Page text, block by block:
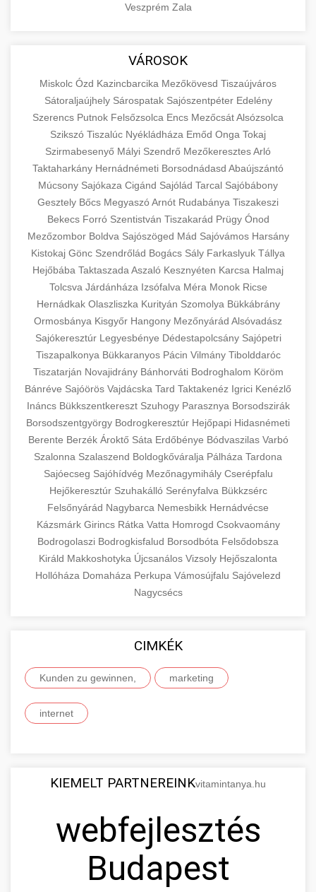
Veszprém Zala
VÁROSOK
Miskolc Ózd Kazincbarcika Mezőkövesd Tiszaújváros
Sátoraljaújhely Sárospatak Sajószentpéter Edelény
Szerencs Putnok Felsőzsolca Encs MezőcsátAlsózsolca
Szikszó Tiszalúc Nyékládháza Emőd Onga Tokaj
Szirmabesenyő Mályi Szendrő MezőkeresztesArló
Taktaharkány Hernádnémeti Borsodnádasd Abaújszántó
Múcsony Sajókaza Cigánd Sajólád Tarcal Sajóbábony
Gesztely Bőcs MegyaszóArnót Rudabánya Tiszakeszi
Bekecs Forró Szentistván Tiszakarád Prügy Ónod
Mezőzombor Boldva Sajószöged Mád Sajóvámos Harsány
Kistokaj Gönc Szendrőlád Bogács Sály Farkaslyuk Tállya
Hejőbába Taktaszada Aszaló Kesznyéten Karcsa Halmaj
Tolcsva Járdánháza Izsófalva Méra Monok Ricse
Hernádkak Olaszliszka Kurityán Szomolya Bükkábrány
Ormosbánya Kisgyőr Hangony Mezőnyárád Alsóvadász
Sajókeresztúr Legyesbénye Dédestapolcsány Sajópetri
Tiszapalkonya Bükkaranyos Pácin Vilmány Tibolddaróc
Tiszatarján Novajidrány Bánhorváti Bodroghalom Köröm
Bánréve Sajóörös Vajdácska Tard Taktakenéz Igrici Kenézlő
Ináncs Bükkszentkereszt Szuhogy Parasznya Borsodszirák
Borsodszentgyörgy Bodrogkeresztúr Hejőpapi Hidasnémeti
Berente Berzék Ároktő Sáta Erdőbénye Bódvaszilas Varbó
Szalonna Szalaszend Boldogkőváralja Pálháza Tardona
Sajóecseg Sajóhídvég Mezőnagymihály Cserépfalu
Hejőkeresztúr Szuhakálló Serényfalva Bükkzsérc
Felsőnyárád Nagybarca Nemesbikk Hernádvécse
Kázsmárk Girincs Rátka Vatta Homrogd Csokvaomány
Bodrogolaszi Bodrogkisfalud Borsodbóta Felsődobsza
Királd Makkoshotyka Újcsanálos Vizsoly Hejőszalonta
Hollóháza Domaháza Perkupa Vámosújfalu Sajóvelezd
Nagycsécs
CIMKÉK
Kunden zu gewinnen, marketing
internet
KIEMELT PARTNEREINKvitamintanya.hu
webfejlesztés
Budapest